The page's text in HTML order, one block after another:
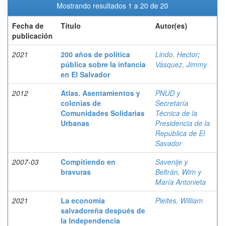
Mostrando resultados 1 a 20 de 20
Fecha de
publicación
Título Autor(es)
2021
200 años de política
pública sobre la infancia
en El Salvador
Lindo, Hector;
Vásquez, Jimmy
2012
Atlas. Asentamientos y
colonias de
Comunidades Solidarias
Urbanas
PNUD y
Secretaría
Técnica de la
Presidencia de la
República de El
Savador
2007-03
Compitiendo en
bravuras
Savenije y
Beltrán, Wim y
María Antonieta
2021
La economía
salvadoreña después de
la Independencia
Pleites, William